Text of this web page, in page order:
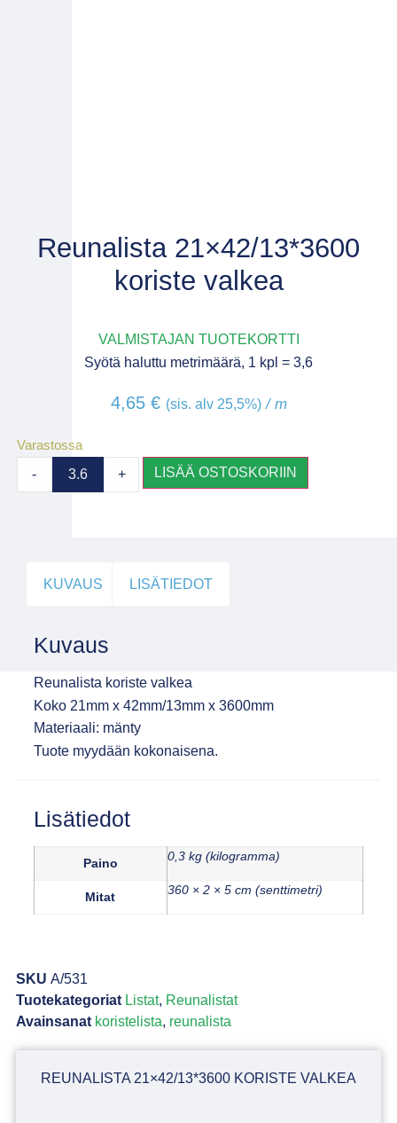
Reunalista 21×42/13*3600
koriste valkea
VALMISTAJAN TUOTEKORTTI
Syötä haluttu metrimäärä, 1 kpl = 3,6
4,65 € (sis. alv 25,5%)/ m
Varastossa
- + LISÄÄ OSTOSKORIIN
KUVAUS LISÄTIEDOT
Kuvaus
Reunalista koriste valkea
Koko 21mm x 42mm/13mm x 3600mm
Materiaali: mänty
Tuote myydään kokonaisena.
Lisätiedot
Paino 0,3 kg (kilogramma)
Mitat 360 × 2 × 5 cm (senttimetri)
SKU A/531
Tuotekategoriat Listat, Reunalistat
Avainsanat koristelista, reunalista
REUNALISTA 21×42/13*3600 KORISTE VALKEA